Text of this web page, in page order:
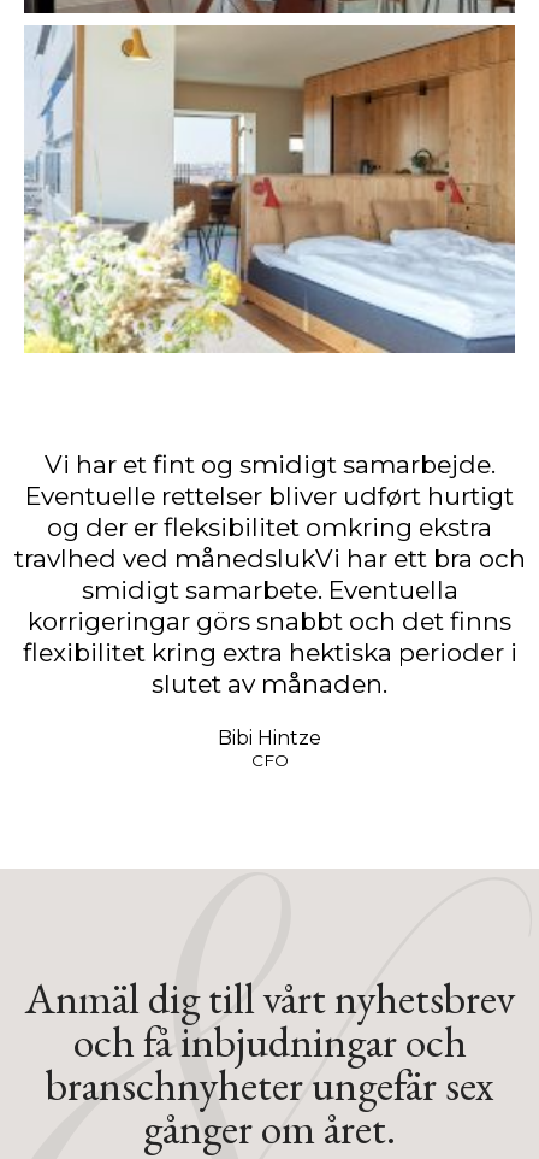
Vi har et fint og smidigt samarbejde.
Eventuelle rettelser bliver udført hurtigt
og der er fleksibilitet omkring ekstra
travlhed ved månedslukVi har ett bra och
smidigt samarbete. Eventuella
korrigeringar görs snabbt och det finns
flexibilitet kring extra hektiska perioder i
slutet av månaden.
Bibi Hintze
CFO
Anmäl dig till vårt nyhetsbrev
och få inbjudningar och
branschnyheter ungefär sex
gånger om året.